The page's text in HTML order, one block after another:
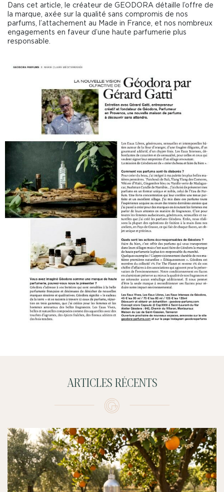
Dans cet article, le créateur de GEODORA détaille l’offre de
la marque, axée sur la qualité sans compromis de nos
parfums, l’attachement au Made in France, et nos nombreux
engagements en faveur d’une haute parfumerie plus
responsable.
ARTICLES RÉCENTS